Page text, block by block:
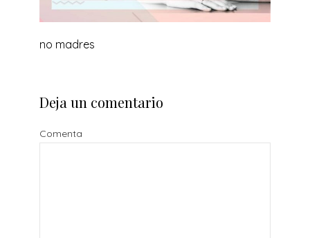
no madres
Deja un comentario
Comenta